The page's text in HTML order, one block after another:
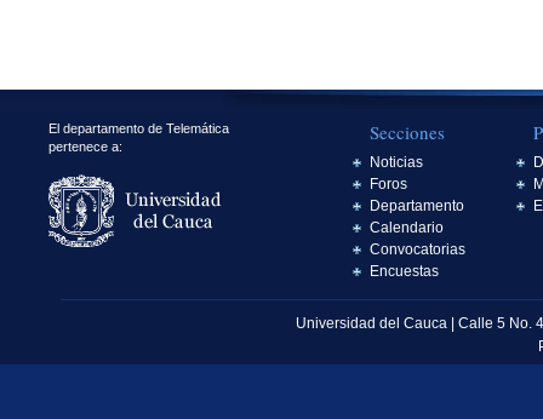
El departamento de Telemática
pertenece a:
Secciones
Noticias
Foros
Departamento
Calendario
Convocatorias
Encuestas
Universidad del Cauca | Calle 5 No.